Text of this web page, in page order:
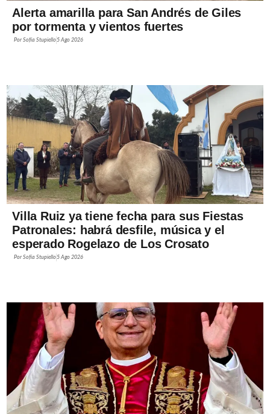
Alerta amarilla para San Andrés de Giles
por tormenta y vientos fuertes
PorSofía Stupiello5 Ago 2026
Villa Ruiz ya tiene fecha para sus Fiestas
Patronales: habrá desfile, música y el
esperado Rogelazo de Los Crosato
PorSofía Stupiello5 Ago 2026